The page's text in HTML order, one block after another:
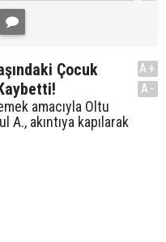
Çocuk
amacıyla Oltu
A., akıntıya kapılarak
A+
A-